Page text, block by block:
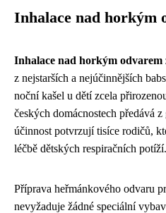
Inhalace nad horkým
Inhalace nad horkým odvarem
z nejstarších a nejúčinnějších
noční kašel u dětí zcela
českých domácnostech předává
účinnost potvrzují tisíce rodičů,
léčbě dětských respiračních potíží.
Příprava heřmánkového odvaru
nevyžaduje žádné speciální